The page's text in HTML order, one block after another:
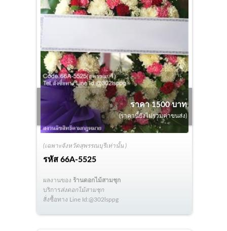
(เฉพาะจังหวัดสุพรรณบุรีเท่านั้น )
รหัส66A-5525
ราคา 1500 บาท
(ราคานี้ยังไม่รวมค่าขนส่ง)
ผลงานของ ร้านดอกไม้สามชุก
บริการส่งดอกไม้สามชุก
สั่งซื้อทาง Line Id:@302lsppg